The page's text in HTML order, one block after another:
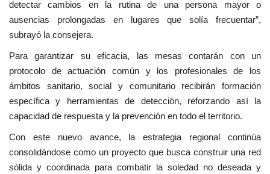
detectar cambios en la rutina de una persona mayor o
ausencias prolongadas en lugares que solía frecuentar”,
subrayó la consejera.
Para garantizar su eficacia, las mesas contarán con un
protocolo de actuación común y los profesionales de los
ámbitos sanitario, social y comunitario recibirán formación
específica y herramientas de detección, reforzando así la
capacidad de respuesta y la prevención en todo el territorio.
Con este nuevo avance, la estrategia regional continúa
consolidándose como un proyecto que busca construir una red
sólida y coordinada para combatir la soledad no deseada y